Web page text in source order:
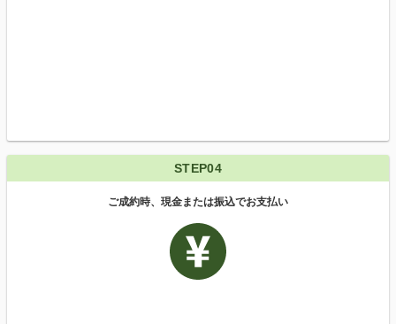
STEP04
ご成約時、現金または振込でお支払い